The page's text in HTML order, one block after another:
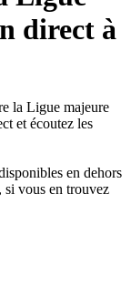
direct à
la Ligue majeure
et écoutez les
en dehors
si vous en trouvez